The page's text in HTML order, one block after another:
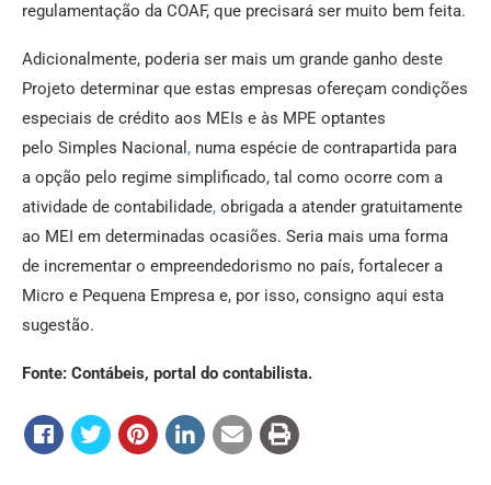
regulamentação da COAF, que precisará ser muito bem feita.
Adicionalmente, poderia ser mais um grande ganho deste
Projeto determinar que estas empresas ofereçam condições
especiais de crédito aos MEIs e às MPE optantes
pelo Simples Nacional , numa espécie de contrapartida para
a opção pelo regime simplificado, tal como ocorre com a
atividade de contabilidade, obrigada a atender gratuitamente
ao MEI em determinadas ocasiões. Seria mais uma forma
de incrementar o empreendedorismo no país, fortalecer a
Micro e Pequena Empresa e, por isso, consigno aqui esta
sugestão.
Fonte: Contábeis, portal do contabilista.